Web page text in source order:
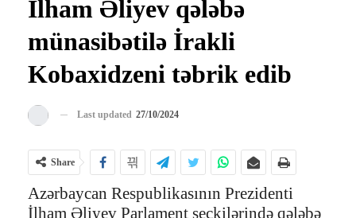
İlham Əliyev qələbə
münasibətilə İrakli
Kobaxidzeni təbrik edib
Last updated 27/10/2024
Share
Azərbaycan Respublikasının Prezidenti
İlham Əliyev Parlament seçkilərində qələbə